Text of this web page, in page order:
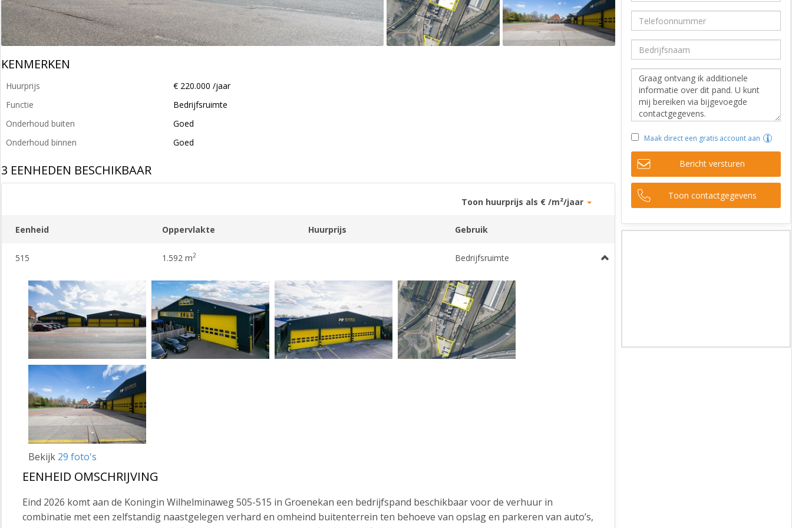
KENMERKEN
Huurprijs
€ 220.000 /jaar
Functie
Bedrijfsruimte
Onderhoud buiten
Goed
Onderhoud binnen
Goed
3 EENHEDEN BESCHIKBAAR
Toon huurprijs als € /m²/jaar
Eenheid Oppervlakte Huurprijs Gebruik
515 1.592 m2 Bedrijfsruimte
Bekijk 29 foto's
EENHEID OMSCHRIJVING
Eind 2026 komt aan de Koningin Wilhelminaweg 505-515 in Groenekan een bedrijfspand beschikbaar voor de verhuur in
combinatie met een zelfstandig naastgelegen verhard en omheind buitenterrein ten behoeve van opslag en parkeren van auto’s,
Maak direct een gratis account aan
Bericht versturen
Toon contactgegevens